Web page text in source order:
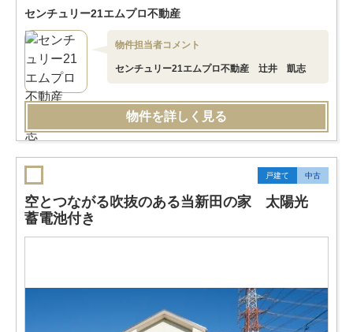
センチュリー21エムプロ不動産
物件担当者コメント
センチュリー21エムプロ不動産 辻井 凱志
物件を詳しく見る
戸建て 中古
空とつながる吹抜のある当新田の家 太陽光
蓄電池付き